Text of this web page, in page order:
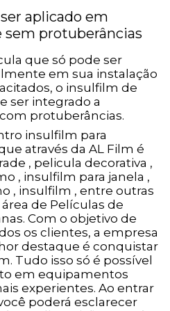
aplicado em
sem protuberâncias
que só pode ser
em sua instalação
o insulfilm de
ser integrado a
protuberâncias.
insulfilm para
através da AL Film é
, pelicula decorativa ,
, insulfilm para janela ,
, insulfilm , entre outras
de Películas de
Com o objetivo de
os clientes, a empresa
destaque é conquistar
Tudo isso só é possível
em equipamentos
experientes. Ao entrar
poderá esclarecer